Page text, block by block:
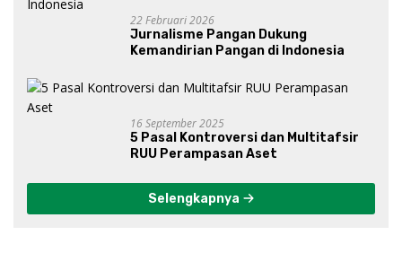
22 Februari 2026
Jurnalisme Pangan Dukung
Kemandirian Pangan di Indonesia
16 September 2025
5 Pasal Kontroversi dan Multitafsir
RUU Perampasan Aset
Selengkapnya